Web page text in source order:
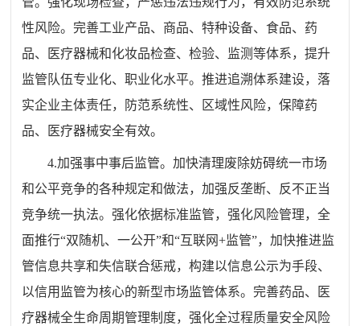
性风险。完善工业产品、商品、特种设备、食品、药
品、医疗器械和化妆品检查、检验、监测等体系，提升
监管队伍专业化、职业化水平。推进追溯体系建设，落
实企业主体责任，防范系统性、区域性风险，保障药
品、医疗器械安全有效。
4.加强事中事后监管。加快清理废除妨碍统一市场
和公平竞争的各种规定和做法，加强反垄断、反不正当
竞争统一执法。强化依据标准监管，强化风险管理，全
面推行“双随机、一公开”和“互联网+监管”，加快推进监
管信息共享和失信联合惩戒，构建以信息公示为手段、
以信用监管为核心的新型市场监管体系。完善药品、医
疗器械全生命周期管理制度，强化全过程质量安全风险